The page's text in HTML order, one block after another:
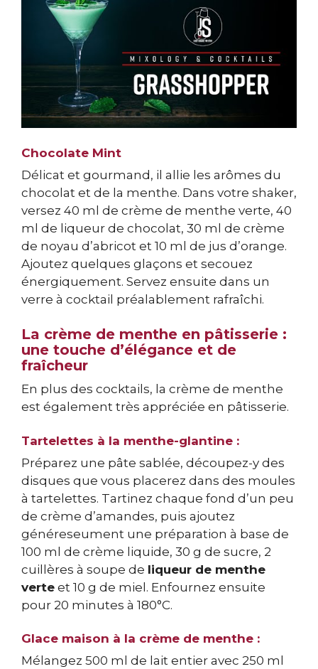
Chocolate Mint
Délicat et gourmand, il allie les arômes du
chocolat et de la menthe. Dans votre shaker,
versez 40 ml de crème de menthe verte, 40
ml de liqueur de chocolat, 30 ml de crème
de noyau d’abricot et 10 ml de jus d’orange.
Ajoutez quelques glaçons et secouez
énergiquement. Servez ensuite dans un
verre à cocktail préalablement rafraîchi.
La crème de menthe en pâtisserie :
une touche d’élégance et de
fraîcheur
En plus des cocktails, la crème de menthe
est également très appréciée en pâtisserie.
Tartelettes à la menthe-glantine :
Préparez une pâte sablée, découpez-y des
disques que vous placerez dans des moules
à tartelettes. Tartinez chaque fond d’un peu
de crème d’amandes, puis ajoutez
généreseument une préparation à base de
100 ml de crème liquide, 30 g de sucre, 2
cuillères à soupe de liqueur de menthe
verte et 10 g de miel. Enfournez ensuite
pour 20 minutes à 180°C.
Glace maison à la crème de menthe :
Mélangez 500 ml de lait entier avec 250 ml